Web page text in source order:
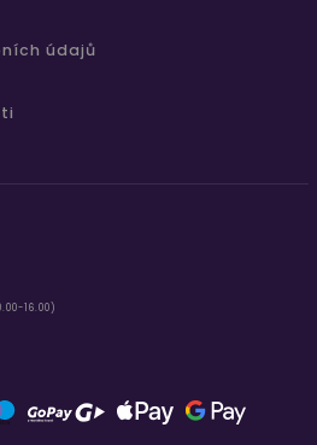
údajů
16.00)